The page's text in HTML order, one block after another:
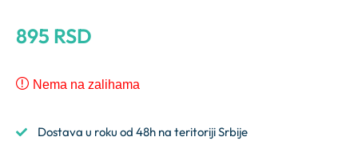
895 RSD
Nema na zalihama
Dostava u roku od 48h na teritoriji Srbije